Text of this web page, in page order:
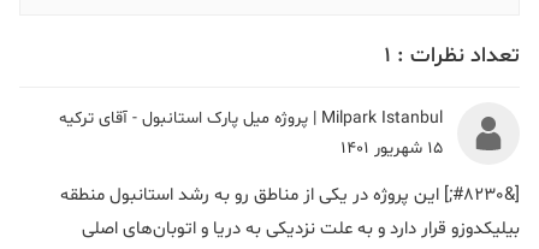
تعداد نظرات : 1
Milpark Istanbul | پروژه میل پارک استانبول - آقای ترکیه
15 شهریور 1401
[&#8230;] این پروژه در یکی از مناطق رو به رشد استانبول منطقه
بیلیکدوزو قرار دارد و به علت نزدیکی به دریا و اتوبان‌های اصلی